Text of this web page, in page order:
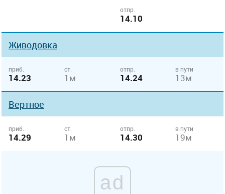
отпр.
14.10
Живодовка
приб.
14.23
ст.
1м
отпр.
14.24
в пути
13м
Вертное
приб.
14.29
ст.
1м
отпр.
14.30
в пути
19м
ad